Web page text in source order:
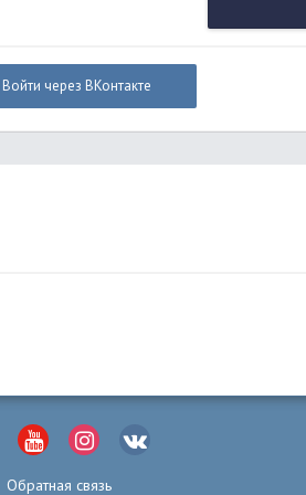
Войти через ВКонтакте
Обратная связь